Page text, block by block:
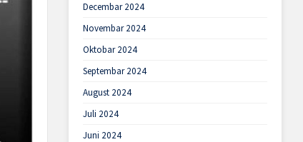
Decembar 2024
Novembar 2024
Oktobar 2024
Septembar 2024
August 2024
Juli 2024
Juni 2024